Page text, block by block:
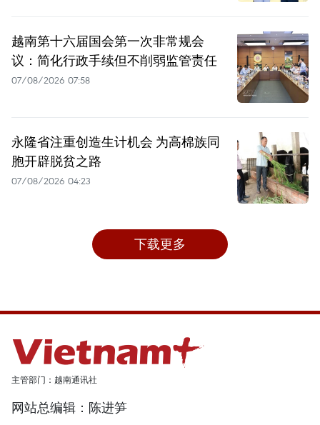
越南第十六届国会第一次非常规会
议：简化行政手续但不削弱监管责任
07/08/2026 07:58
永隆省注重创造生计机会 为高棉族同
胞开辟脱贫之路
07/08/2026 04:23
下载更多
主管部门：越南通讯社
网站总编辑：陈进笋